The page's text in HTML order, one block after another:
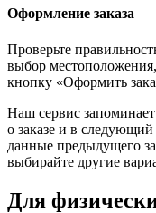
Оформление заказа
Проверьте
выбор
кнопку «Оформить
Наш сервис
о заказе и в
данные предыдущего
выбирайте другие
Для